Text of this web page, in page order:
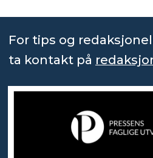
For tips og
ta kontakt på